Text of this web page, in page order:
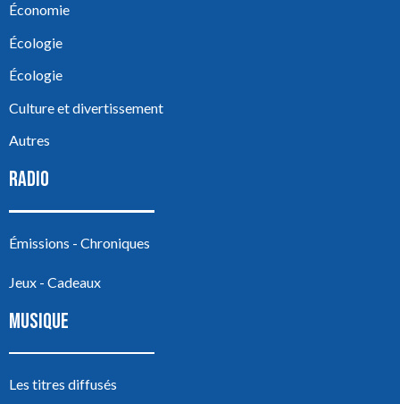
Économie
Écologie
Écologie
Culture et divertissement
Autres
RADIO
Émissions - Chroniques
Jeux - Cadeaux
MUSIQUE
Les titres diffusés